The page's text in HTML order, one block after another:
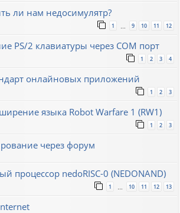
ли нам недосимулятр?
1 9 10 11 12
PS/2 клавиатуры через COM порт
1 2 3 4
онлайновых приложений
1 2 3
языка Robot Warfare 1 (RW1)
1 2 3
через форум
процессор nedoRISC-0 (NEDONAND)
1 10 11 12 13